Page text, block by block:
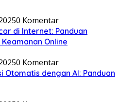
0 Komentar
di Internet: Panduan
Online
0 Komentar
Otomatis dengan AI: Panduan